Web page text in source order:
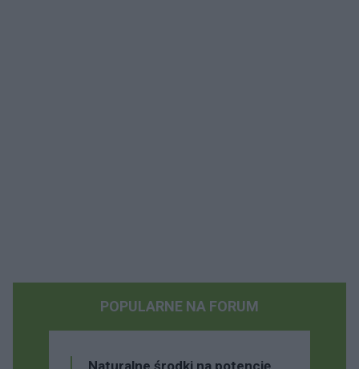
POPULARNE NA FORUM
Naturalne środki na potencję